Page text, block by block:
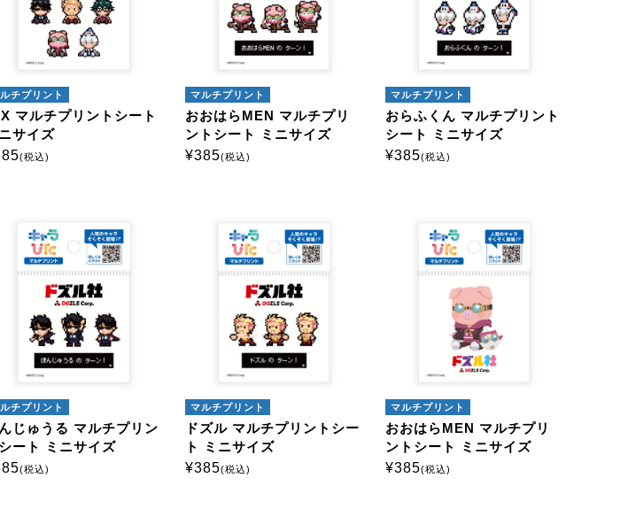
アイロンプリントシート
トシート カスタマイズ
チプリント
マルチプリントシート
サイズ
(税込)
マルチプリント
おおはらMEN マルチプリ
ントシート ミニサイズ
¥385(税込)
マルチプリント
おらふくん マルチプリント
シート ミニサイズ
¥385(税込)
チプリント
じゅうる マルチプリン
ート ミニサイズ
(税込)
マルチプリント
ドズル マルチプリントシー
ト ミニサイズ
¥385(税込)
マルチプリント
おおはらMEN マルチプリ
ントシート ミニサイズ
¥385(税込)